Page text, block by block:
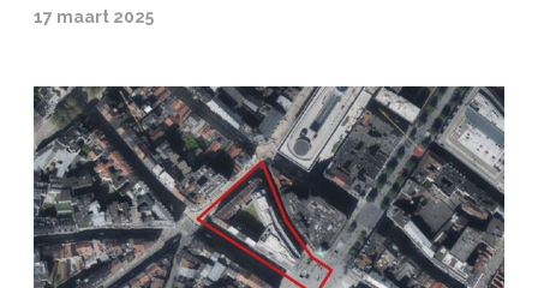
17 maart 2025